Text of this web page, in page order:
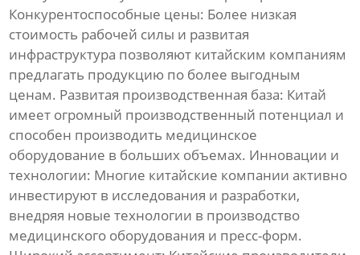
Конкурентоспособные цены: Более низкая
стоимость рабочей силы и развитая
инфраструктура позволяют китайским компаниям
предлагать продукцию по более выгодным
ценам. Развитая производственная база: Китай
имеет огромный производственный потенциал и
способен производить медицинское
оборудование в больших объемах. Инновации и
технологии: Многие китайские компании активно
инвестируют в исследования и разработки,
внедряя новые технологии в производство
медицинского оборудования и пресс-форм.